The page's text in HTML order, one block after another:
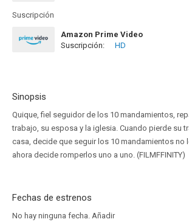
Suscripción
Amazon Prime Video
Suscripción:
HD
Sinopsis
Quique, fiel seguidor de los 10 mandamientos,
trabajo, su esposa y la iglesia. Cuando pierde su
casa, decide que seguir los 10 mandamientos no
ahora decide romperlos uno a uno. (FILMFFINITY)
Fechas de estrenos
No hay ninguna fecha. Añadir